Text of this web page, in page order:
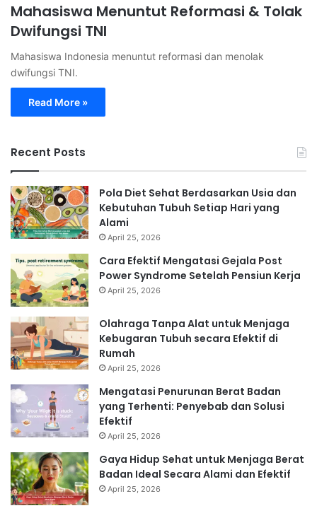
Mahasiswa Menuntut Reformasi & Tolak
Dwifungsi TNI
Mahasiswa Indonesia menuntut reformasi dan menolak
dwifungsi TNI.
Read More »
Recent Posts
Pola Diet Sehat Berdasarkan Usia dan
Kebutuhan Tubuh Setiap Hari yang
Alami
April 25, 2026
Cara Efektif Mengatasi Gejala Post
Power Syndrome Setelah Pensiun Kerja
April 25, 2026
Olahraga Tanpa Alat untuk Menjaga
Kebugaran Tubuh secara Efektif di
Rumah
April 25, 2026
Mengatasi Penurunan Berat Badan
yang Terhenti: Penyebab dan Solusi
Efektif
April 25, 2026
Gaya Hidup Sehat untuk Menjaga Berat
Badan Ideal Secara Alami dan Efektif
April 25, 2026